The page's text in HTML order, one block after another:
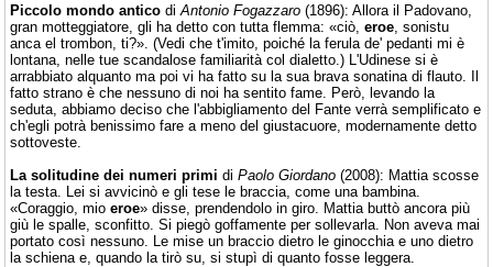
Piccolo mondo antico di Antonio Fogazzaro (1896): Allora il Padovano,
gran motteggiatore, gli ha detto con tutta flemma: «ciò, eroe , sonistu
anca el trombon, ti?». (Vedi che t'imito, poiché la ferula de' pedanti mi è
lontana, nelle tue scandalose familiarità col dialetto.) L'Udinese si è
arrabbiato alquanto ma poi vi ha fatto su la sua brava sonatina di flauto. Il
fatto strano è che nessuno di noi ha sentito fame. Però, levando la
seduta, abbiamo deciso che l'abbigliamento del Fante verrà semplificato e
ch'egli potrà benissimo fare a meno del giustacuore, modernamente detto
sottoveste.
La solitudine dei numeri primi di Paolo Giordano (2008): Mattia scosse
la testa. Lei si avvicinò e gli tese le braccia, come una bambina.
«Coraggio, mio eroe» disse, prendendolo in giro. Mattia buttò ancora più
giù le spalle, sconfitto. Si piegò goffamente per sollevarla. Non aveva mai
portato così nessuno. Le mise un braccio dietro le ginocchia e uno dietro
la schiena e, quando la tirò su, si stupì di quanto fosse leggera.